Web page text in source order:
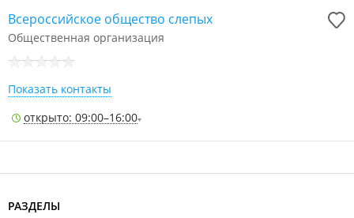
Всероссийское общество слепых
Общественная организация
Показать контакты
открыто: 09:00–16:00
РАЗДЕЛЫ